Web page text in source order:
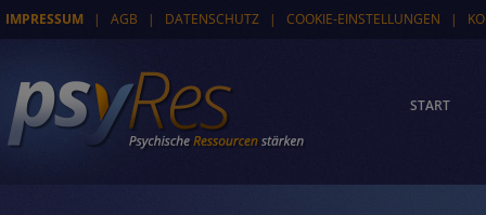
IMPRESSUM | AGB | DATENSCHUTZ | COOKIE-EINSTELLUNGEN |
START